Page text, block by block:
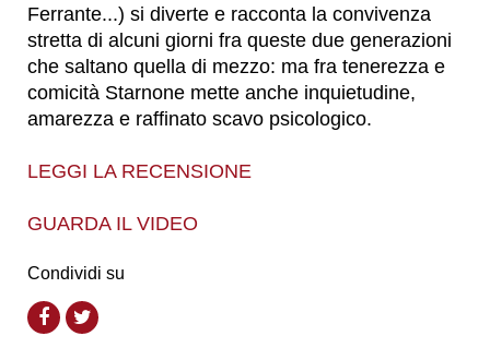
Ferrante...) si diverte e racconta la convivenza
stretta di alcuni giorni fra queste due generazioni
che saltano quella di mezzo: ma fra tenerezza e
comicità Starnone mette anche inquietudine,
amarezza e raffinato scavo psicologico.
LEGGI LA RECENSIONE
GUARDA IL VIDEO
Condividi su